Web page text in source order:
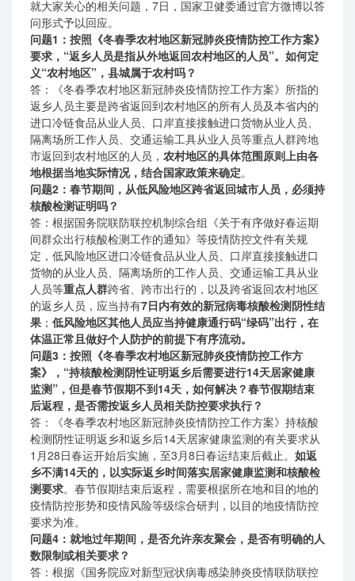
就大家关心的相关问题，7日，国家卫健委通过官方微博以答
问形式予以回应。
问题1：按照《冬春季农村地区新冠肺炎疫情防控工作方案》
要求，“返乡人员是指从外地返回农村地区的人员”。如何定
义“农村地区”，县城属于农村吗？
答：《冬春季农村地区新冠肺炎疫情防控工作方案》所指的
返乡人员主要是跨省返回到农村地区的所有人员及本省内的
进口冷链食品从业人员、口岸直接接触进口货物从业人员、
隔离场所工作人员、交通运输工具从业人员等重点人群跨地
市返回到农村地区的人员， 农村地区的具体范围原则上由各
地根据当地实际情况，结合国家政策来确定。
问题2：春节期间，从低风险地区跨省返回城市人员，必须持
核酸检测证明吗？
答：根据国务院联防联控机制综合组《关于有序做好春运期
间群众出行核酸检测工作的通知》等疫情防控文件有关规
定，低风险地区进口冷链食品从业人员、口岸直接接触进口
货物的从业人员、隔离场所的工作人员、交通运输工具从业
人员等重点人群跨省、跨市出行的，以及跨省返回农村地区
的返乡人员，应当持有7日内有效的新冠病毒核酸检测阴性结
果 ； 低风险地区其他人员应当持健康通行码“绿码”出行，在
体温正常且做好个人防护的前提下有序流动。
问题3：按照《冬春季农村地区新冠肺炎疫情防控工作方
案》，“持核酸检测阴性证明返乡后需要进行14天居家健康
监测”，但是春节假期不到14天，如何解决？春节假期结束
后返程，是否需按返乡人员相关防控要求执行？
答：《冬春季农村地区新冠肺炎疫情防控工作方案》持核酸
检测阴性证明返乡和返乡后14天居家健康监测的有关要求从
1月28日春运开始后实施，至3月8日春运结束后截止。 如返
乡不满14天的，以实际返乡时间落实居家健康监测和核酸检
测要求。春节假期结束后返程，需要根据所在地和目的地的
疫情防控形势和疫情风险等级综合研判，以目的地疫情防控
要求为准。
问题4：就地过年期间，是否允许亲友聚会，是否有明确的人
数限制或相关要求？
答：根据《国务院应对新型冠状病毒感染肺炎疫情联防联控